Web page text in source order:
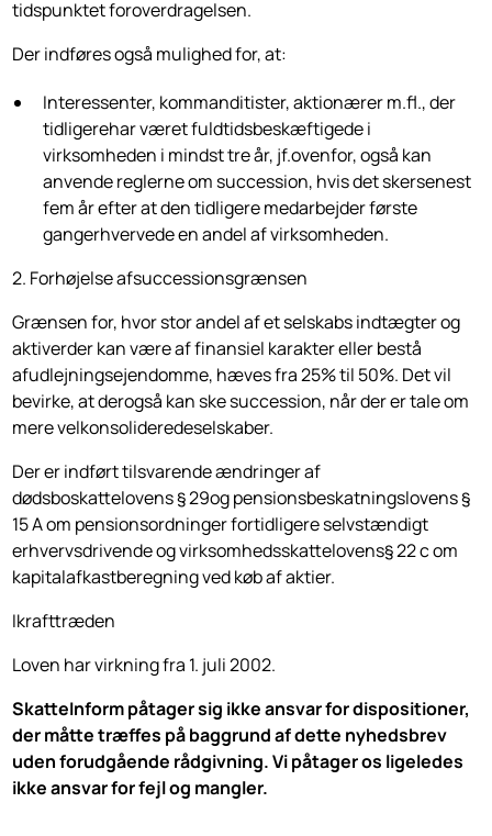
tidspunktet foroverdragelsen.
Der indføres også mulighed for, at:
Interessenter, kommanditister, aktionærer m.fl., der
tidligerehar været fuldtidsbeskæftigede i
virksomheden i mindst tre år, jf.ovenfor, også kan
anvende reglerne om succession, hvis det skersenest
fem år efter at den tidligere medarbejder første
gangerhvervede en andel af virksomheden.
2. Forhøjelse afsuccessionsgrænsen
Grænsen for, hvor stor andel af et selskabs indtægter og
aktiverder kan være af finansiel karakter eller bestå
afudlejningsejendomme, hæves fra 25% til 50%. Det vil
bevirke, at derogså kan ske succession, når der er tale om
mere velkonsolideredeselskaber.
Der er indført tilsvarende ændringer af
dødsboskattelovens § 29og pensionsbeskatningslovens §
15 A om pensionsordninger fortidligere selvstændigt
erhvervsdrivende og virksomhedsskattelovens§ 22 c om
kapitalafkastberegning ved køb af aktier.
Ikrafttræden
Loven har virkning fra 1. juli 2002.
SkatteInform påtager sig ikke ansvar for dispositioner,
der måtte træffes på baggrund af dette nyhedsbrev
uden forudgående rådgivning. Vi påtager os ligeledes
ikke ansvar for fejl og mangler.